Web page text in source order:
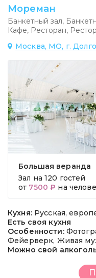
Мореман
Банкетный зал,
Кафе, Ресторан,
Москва, МО, г.
Большая веранда
Зал на 120 гостей
от 7500 ₽ на
Кухня: Русская,
Есть своя кухня
Особенности:
Фейерверк, Живая
Можно свой